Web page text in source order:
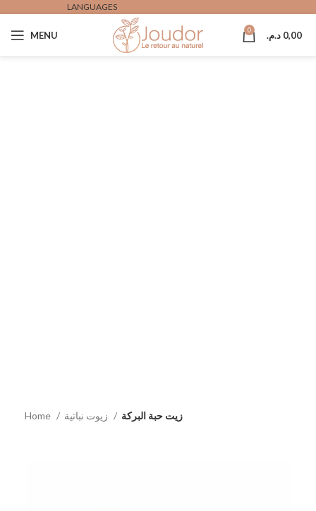
LANGUAGES
MENU 0 0,00 د.م.
Home زيت حبة البركة